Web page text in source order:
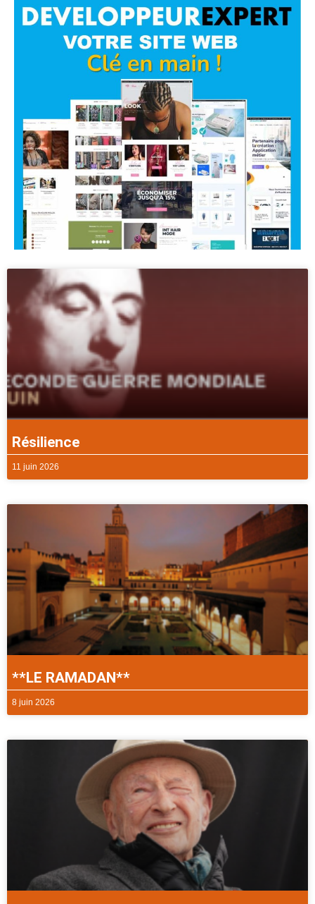
Résilience
11 juin 2026
**LE RAMADAN**
8 juin 2026